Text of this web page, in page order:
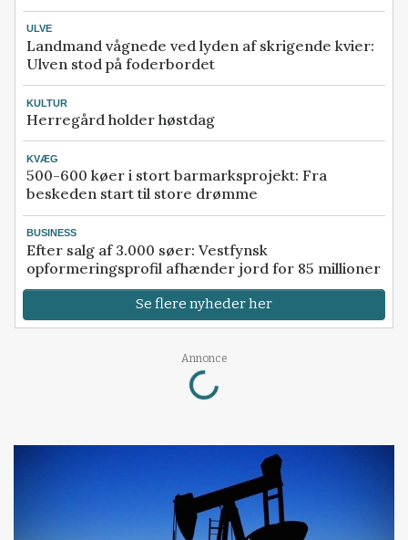
ULVE
Landmand vågnede ved lyden af skrigende kvier:
Ulven stod på foderbordet
KULTUR
Herregård holder høstdag
KVÆG
500-600 køer i stort barmarksprojekt: Fra
beskeden start til store drømme
BUSINESS
Efter salg af 3.000 søer: Vestfynsk
opformeringsprofil afhænder jord for 85 millioner
Se flere nyheder her
Annonce
Loading...